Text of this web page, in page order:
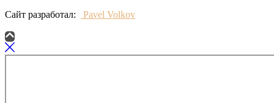
Сайт разработал:
Pavel Volkov